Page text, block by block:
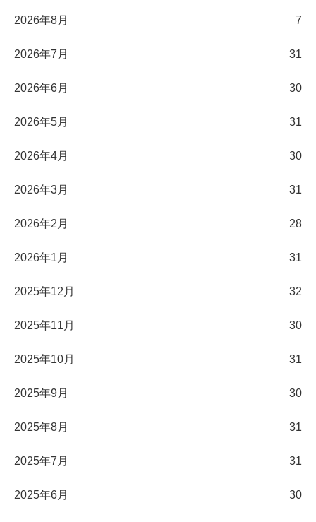
2026年8月 7
2026年7月 31
2026年6月 30
2026年5月 31
2026年4月 30
2026年3月 31
2026年2月 28
2026年1月 31
2025年12月 32
2025年11月 30
2025年10月 31
2025年9月 30
2025年8月 31
2025年7月 31
2025年6月 30